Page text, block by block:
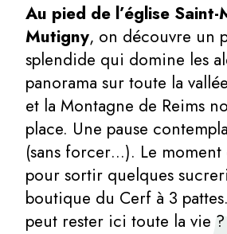
Au pied de l’église
Mutigny, on découvre un
splendide qui domine les
panorama sur toute la
et la Montagne de Reims
place. Une pause
(sans forcer…). Le
pour sortir quelques
boutique du Cerf à 3
peut rester ici toute la vie ?